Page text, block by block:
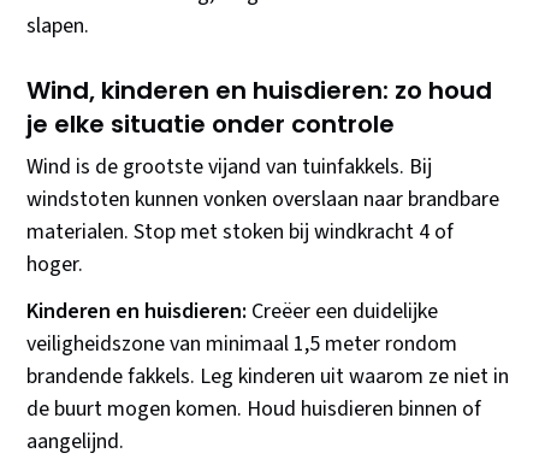
slapen.
Wind, kinderen en huisdieren: zo houd
je elke situatie onder controle
Wind is de grootste vijand van tuinfakkels. Bij
windstoten kunnen vonken overslaan naar brandbare
materialen. Stop met stoken bij windkracht 4 of
hoger.
Kinderen en huisdieren: Creëer een duidelijke
veiligheidszone van minimaal 1,5 meter rondom
brandende fakkels. Leg kinderen uit waarom ze niet in
de buurt mogen komen. Houd huisdieren binnen of
aangelijnd.